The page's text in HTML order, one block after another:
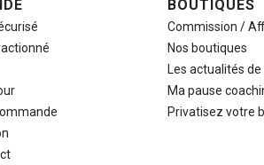
BOUTIQUES
Commission /
Nos boutiques
Les actualités
Ma pause
Privatisez votre